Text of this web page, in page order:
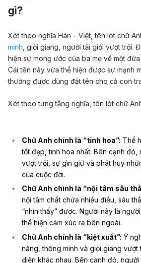
gì?
Xét theo nghĩa Hán – Việt, tên lót chữ
minh , giỏi giang, người tài giỏi vượt trội.
hiện sự mong ước của ba mẹ về một
Cái tên này vừa thể hiện được sự mạnh
thường được dùng đặt tên cho cả con
Xét theo từng tầng nghĩa, tên lót chữ
Chữ Anh chính là “tinh hoa”: Thể
tốt đẹp, tinh hoa nhất. Bên cạnh đó,
vượt trội, sự gìn giữ và phát huy
của cuộc đời.
Chữ Anh chính là “nội tâm sâu
nội tâm chất chứa nhiều điều, sâu
“nhìn thấy” được. Người này là
thể hiện cảm xúc ra bên ngoài.
Chữ Anh chính là “kiệt xuất”: Ý
năng, thông minh và giỏi giang vượt
diện khác nhau. Bên cạnh đó,